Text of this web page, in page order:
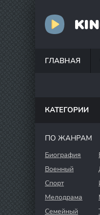
ГЛАВНАЯ
КАТЕГОРИИ
ПО ЖАНРАМ
Биография
Военный
Спорт
Мелодрама
Семейный